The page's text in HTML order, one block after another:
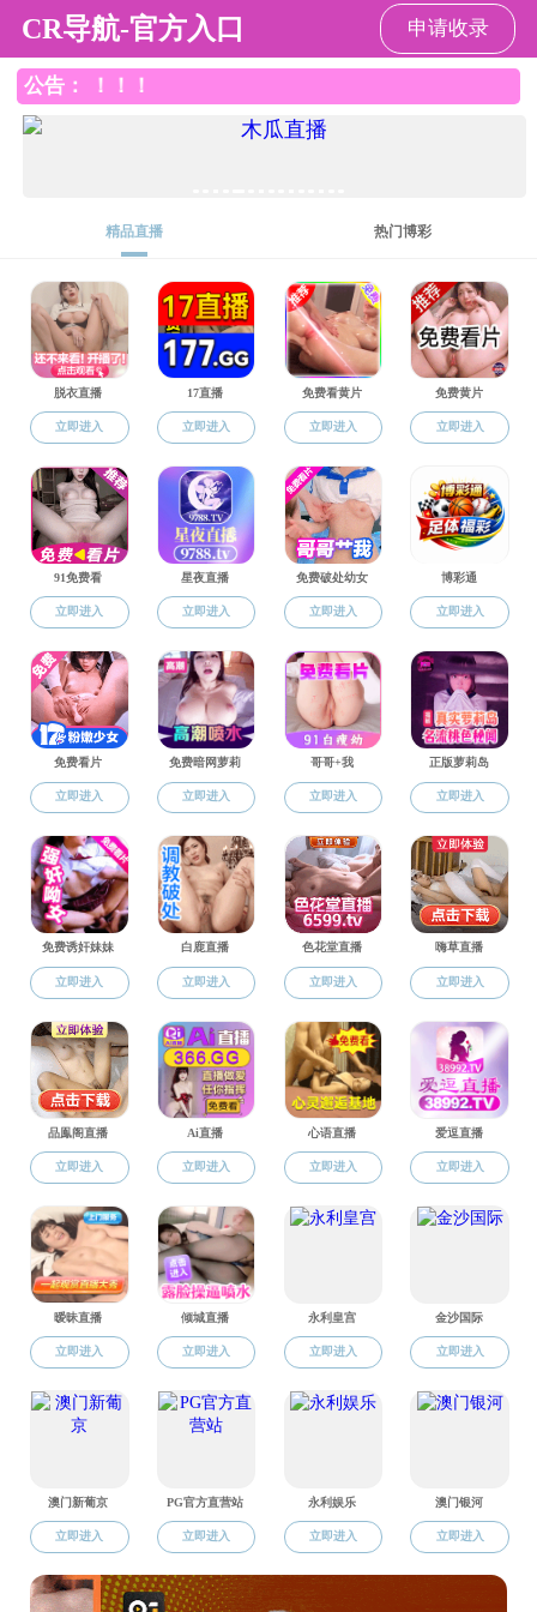
禁漫天堂
欢迎来到禁漫天堂-禁漫天堂官网-禁漫网 ！
禁漫天堂>校友中心
校友中心
校友风采
校友活动
校友捐赠
校友服务
西部志愿之路上盛
2023届毕业生 郭旗
2021届经济学（城
2021届资源与环境
2020届毕业生 王越
2019届能源经济毕
“最好的我们 一起